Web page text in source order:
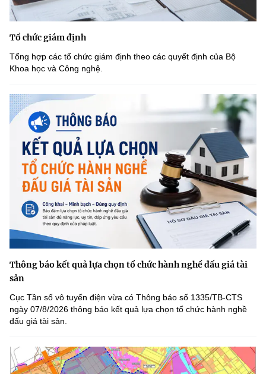
Tổ chức giám định
Tổng hợp các tổ chức giám định theo các quyết định của Bộ
Khoa học và Công nghệ.
Thông báo kết quả lựa chọn tổ chức hành nghề đấu giá tài
sản
Cục Tần số vô tuyến điện vừa có Thông báo số 1335/TB-CTS
ngày 07/8/2026 thông báo kết quả lựa chọn tổ chức hành nghề
đấu giá tài sản.